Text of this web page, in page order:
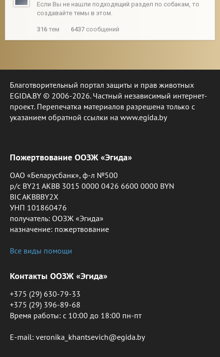
Если Вы не нашли подходящий раздел по собакам, то
создавайте темы в этом.
316 тем 6437 сообщений
Благотворительный портал защиты и прав животных
EGIDA.BY © 2006-2026. Частный независимый интернет-
проект. Перепечатка материалов разрешена только с
указанием обратной ссылки на www.egida.by
Пожертвование ООЗЖ «Эгида»
ОАО «Беларусбанк», ф-л №500
р/с BY21 AKBB 3015 0000 0426 6600 0000 BYN
BIC AKBBBY2X
УНП 101860476
получатель: ООЗЖ «Эгида»
назначение: пожертвование
Все виды помощи
Контакты ООЗЖ «Эгида»
+375 (29) 630-79-33
+375 (29) 396-89-68
Время работы: c 10:00 до 18:00 пн-пт
E-mail: veronika_khantsevich@egida.by